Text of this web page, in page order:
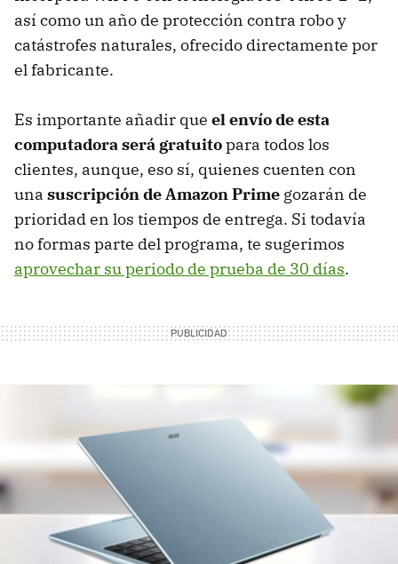
así como un año de protección contra robo y
catástrofes naturales, ofrecido directamente por
el fabricante.
Es importante añadir que el envío de esta
computadora será gratuitopara todos los
clientes, aunque, eso sí, quienes cuenten con
una suscripción de Amazon Prime gozarán de
prioridad en los tiempos de entrega. Si todavía
no formas parte del programa, te sugerimos
aprovechar su periodo de prueba de 30 días.